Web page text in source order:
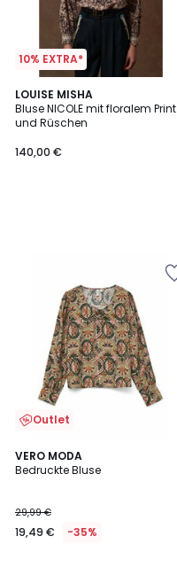
10% EXTRA*
LOUISE MISHA
Bluse NICOLE mit floralem Print
und Rüschen
140,00 €
Outlet
VERO MODA
Bedruckte Bluse
29,99 €
19,49 € -35%